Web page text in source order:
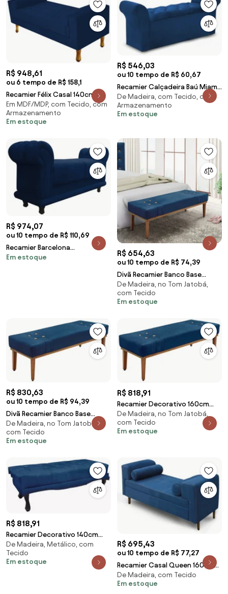
R$ 948,61
ou 6 tempo de R$ 158,1
Recamier Félix Casal 140cm
Suede Azul Marinho - ADJ Decor
Em MDF/MDP, com Tecido, com
Armazenamento
Em estoque
R$ 546,03
ou 10 tempo de R$ 60,67
Recamier Calçadeira Baú Miami
Veludo Azul - Simbal - Azul
De Madeira, com Tecido, com
Armazenamento
Em estoque
R$ 974,07
ou 10 tempo de R$ 110,69
Recamier Barcelona
Namoradeira Calçadeira Suede
Em estoque R$ 654,63
ou 10 tempo de R$ 74,39
Divã Recamier Banco Base
Madeira para Quarto Gênova
90cm Suede S04 - D'Rossi -
Azul Marinho
De Madeira, no Tom Jatobá,
com Tecido
Em estoque
R$ 830,63
ou 10 tempo de R$ 94,39
Divã Recamier Banco Base
Madeira para Quarto Gênova
140cm Suede S04 - D'Rossi -
Azul Marinho
De Madeira, no Tom Jatobá,
com Tecido
Em estoque
R$ 818,91
Recamier Decorativo 160cm
Kors Suede Pés de Madeira Azul
Marinho G63 - Gran Belo
De Madeira, no Tom Jatobá,
com Tecido
Em estoque
R$ 818,91
Recamier Decorativo 140cm
Loewe Suede Pés de Madeira
Azul Marinho G63 - Gran Belo
De Madeira, Metálico, com
Tecido
Em estoque
R$ 695,43
ou 10 tempo de R$ 77,27
Recamier Casal Queen 160cm
Turim Veludo Azul - Simbal - Azul
De Madeira, com Tecido
Em estoque